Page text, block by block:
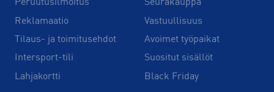
Peruutusilmoitus
Reklamaatio
Tilaus- ja toimitusehdot
Intersport-tili
Lahjakortti
Seurakauppa
Vastuullisuus
Avoimet työpaikat
Suositut sisällöt
Black Friday